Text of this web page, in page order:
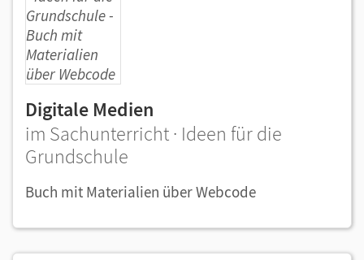
Digitale Medien
im Sachunterricht · Ideen für die
Grundschule
Buch mit Materialien über Webcode